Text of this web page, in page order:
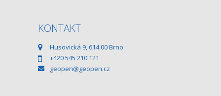
KONTAKT
Husovická 9, 614 00 Brno
+420 545 210 121
geopen@geopen.cz